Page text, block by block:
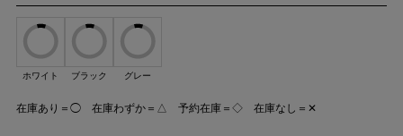
ホワイト ブラック グレー
在庫あり＝◯ 在庫わずか＝△ 予約在庫＝◇ 在庫なし＝✕